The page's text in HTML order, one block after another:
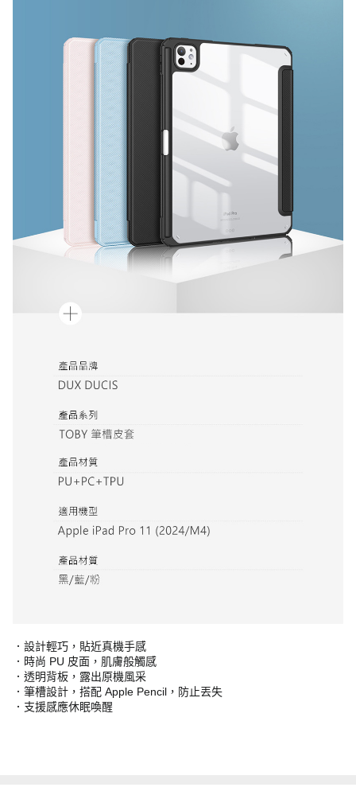
．設計輕巧，貼近真機手感
．時尚 PU 皮面，肌膚般觸感
．透明背板，露出原機風采
．筆槽設計，搭配 Apple Pencil，防止丟失
．支援感應休眠喚醒